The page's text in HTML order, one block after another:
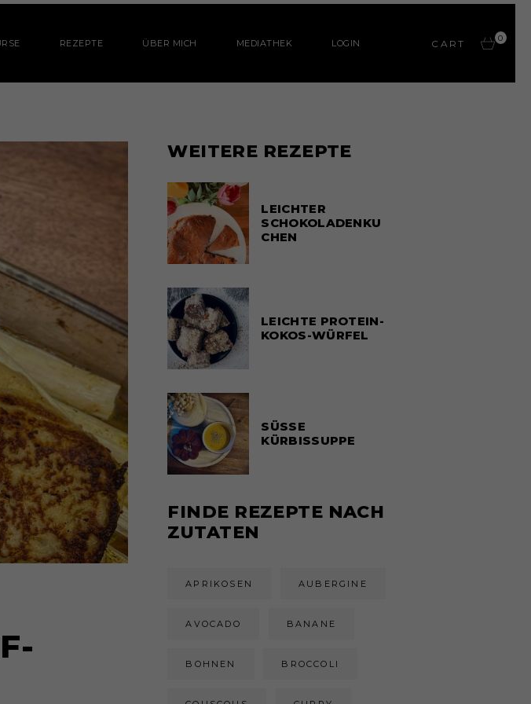
REZEPTE ÜBER MICH MEDIATHEK LOGIN CART 0
WEITERE REZEPTE
LEICHTER
SCHOKOLADENKU
CHEN
LEICHTE PROTEIN-
KOKOS-WÜRFEL
SÜSSE
KÜRBISSUPPE
FINDE REZEPTE NACH
ZUTATEN
APRIKOSEN AUBERGINE
AVOCADO BANANE
BOHNEN BROCCOLI